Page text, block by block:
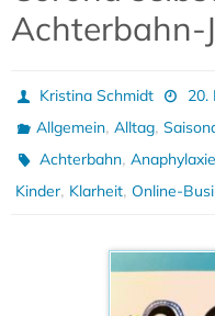
Achterbahn-
Kristina Schmidt
20.
Allgemein,Alltag,
Achterbahn,
Kinder, Klarheit, Online-